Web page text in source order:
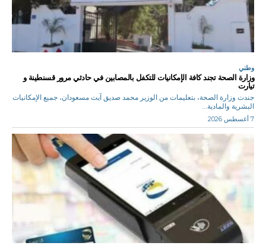
وطني
وزارة الصحة تجند كافة الإمكانيات للتكفل بالمصابين في حادثي مرور قسنطينة و
تيارت
جندت وزارة الصحة، بتعليمات من الوزير محمد صديق آيت مسعودان، جميع الإمكانيات
البشرية والمادية...
7 أغسطس 2026